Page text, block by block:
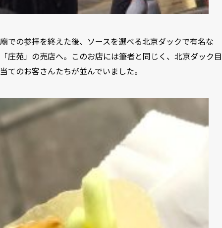
廟での参拝を終えた後、ソースを選べる北京ダックで有名な
「庄苑」の売店へ。このお店には筆者と同じく、北京ダック目
当てのお客さんたちが並んでいました。